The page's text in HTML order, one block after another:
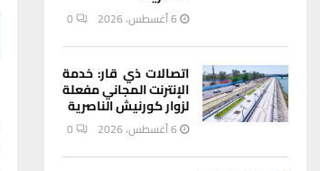
6 أغسطس، 2026 0
اتصالات ذي قار: خدمة
الإنترنت المجاني مفعلة
لزوار كورنيش الناصرية
6 أغسطس، 2026 0